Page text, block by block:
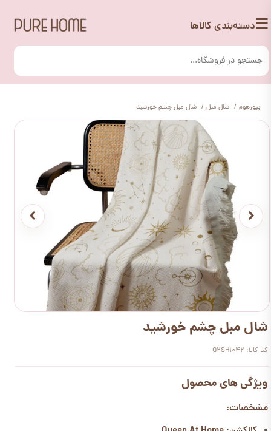
☰دسته‌بندی کالاها
پیورهوم شال مبل شال مبل چشم خورشید
شال مبل چشم خورشید
کد کالا: Q2SH1042
ویژگی های محصول
مشخصات: